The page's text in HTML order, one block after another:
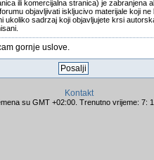
ili komercijalna stranica) je zabranjena
objavljivati iskljucivo materijale koji
ukoliko sadrzaj koji objavljujete krsi
gornje uslove.
Kontakt
su GMT +02:00. Trenutno vrijeme: 7: